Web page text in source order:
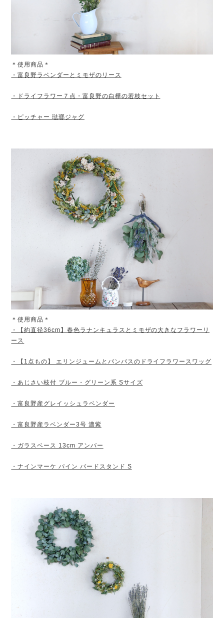
＊使用商品＊
・富良野ラベンダーとミモザのリース
・ドライフラワー７点・富良野の白樺の若枝セット
・ピッチャー 琺瑯ジャグ
＊使用商品＊
・【約直径36cm】春色ラナンキュラスとミモザの大きなフラワーリ
ース
・【1点もの】 エリンジュームとパンパスのドライフラワースワッグ
・あじさい枝付 ブルー・グリーン系 Sサイズ
・富良野産グレイッシュラベンダー
・富良野産ラベンダー3号 濃紫
・ガラスベース 13cm アンバー
・ナインマーケ パイン バードスタンド S